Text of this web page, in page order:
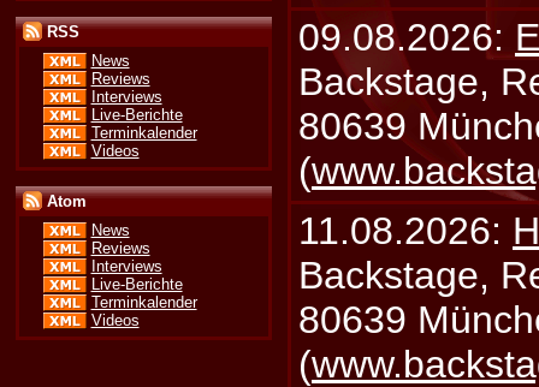
RSS
News
Reviews
Interviews
Live-Berichte
Terminkalender
Videos
Atom
News
Reviews
Interviews
Live-Berichte
Terminkalender
Videos
09.08.2026:
Backstage,
80639
(
11.08.2026:
Backstage,
80639
(